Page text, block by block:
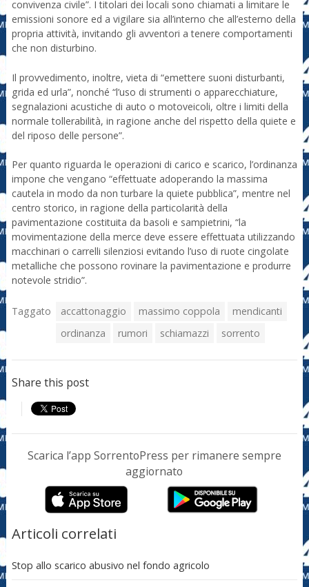
convivenza civile”. I titolari dei locali sono chiamati a limitare le
emissioni sonore ed a vigilare sia all’interno che all’esterno della
propria attività, invitando gli avventori a tenere comportamenti
che non disturbino.
Il provvedimento, inoltre, vieta di “emettere suoni disturbanti,
grida ed urla”, nonché “l’uso di strumenti o apparecchiature,
segnalazioni acustiche di auto o motoveicoli, oltre i limiti della
normale tollerabilità, in ragione anche del rispetto della quiete e
del riposo delle persone”.
Per quanto riguarda le operazioni di carico e scarico, l’ordinanza
impone che vengano “effettuate adoperando la massima
cautela in modo da non turbare la quiete pubblica”, mentre nel
centro storico, in ragione della particolarità della
pavimentazione costituita da basoli e sampietrini, “la
movimentazione della merce deve essere effettuata utilizzando
macchinari o carrelli silenziosi evitando l’uso di ruote cingolate
metalliche che possono rovinare la pavimentazione e produrre
notevole stridio”.
Taggato accattonaggio massimo coppola
mendicanti
ordinanza
rumori schiamazzi sorrento
Share this post
Scarica l’app SorrentoPress per rimanere sempre
aggiornato
Articoli correlati
Stop allo scarico abusivo nel fondo agricolo